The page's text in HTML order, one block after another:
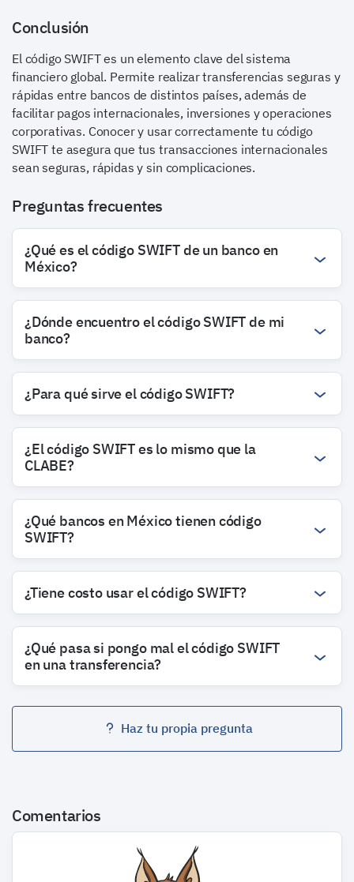
Conclusión
El código SWIFT es un elemento clave del sistema
financiero global. Permite realizar transferencias seguras y
rápidas entre bancos de distintos países, además de
facilitar pagos internacionales, inversiones y operaciones
corporativas. Conocer y usar correctamente tu código
SWIFT te asegura que tus transacciones internacionales
sean seguras, rápidas y sin complicaciones.
Preguntas frecuentes
¿Qué es el código SWIFT de un banco en
México?
¿Dónde encuentro el código SWIFT de mi
banco?
¿Para qué sirve el código SWIFT?
¿El código SWIFT es lo mismo que la
CLABE?
¿Qué bancos en México tienen código
SWIFT?
¿Tiene costo usar el código SWIFT?
¿Qué pasa si pongo mal el código SWIFT
en una transferencia?
Haz tu propia pregunta
Comentarios